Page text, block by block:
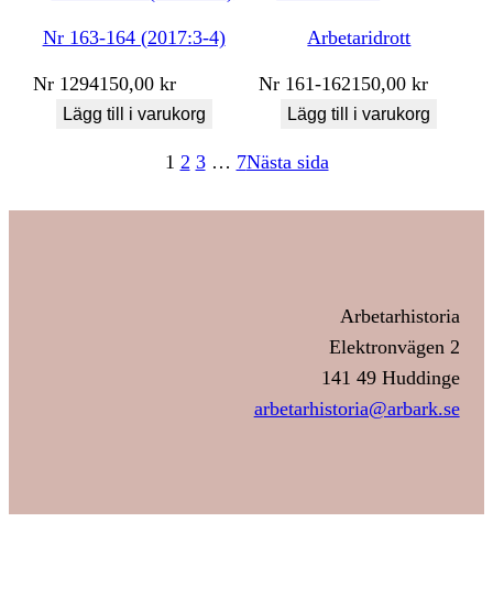
Nr 163-164 (2017:3-4)
Nr 1294150,00kr
Lägg till i varukorg
Arbetaridrott
Nr 161-162150,00kr
Lägg till i varukorg
1 2 3 … 7Nästa sida
Arbetarhistoria
Elektronvägen 2
141 49 Huddinge
arbetarhistoria@arbark.se